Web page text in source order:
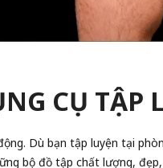
CỤ TẬP
Dù bạn tập luyện tại
bộ đồ tập chất lượng,